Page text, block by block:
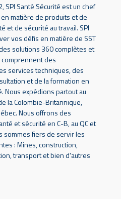
SPI Santé Sécurité est un chef
matière de produits et de
et de sécurité au travail. SPI
vos défis en matière de SST
solutions 360 complètes et
des
services techniques, des
et de la formation en
Nous expédions partout au
la Colombie-Britannique,
Nous offrons des
et sécurité en C-B, au QC et
sommes fiers de servir les
: Mines, construction,
transport et bien d'autres